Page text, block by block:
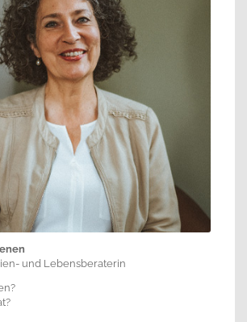
und Lebensberaterin